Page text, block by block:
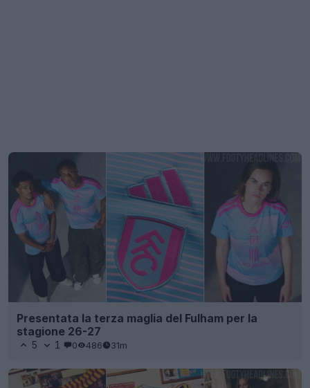
Presentata la terza maglia del Fulham per la
stagione 26-27
5 1 0 486 31m